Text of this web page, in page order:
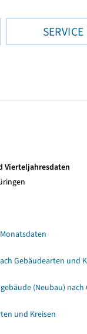
SERVICE
Vierteljahresdaten
Gebäudearten und
(Neubau)
und Kreisen